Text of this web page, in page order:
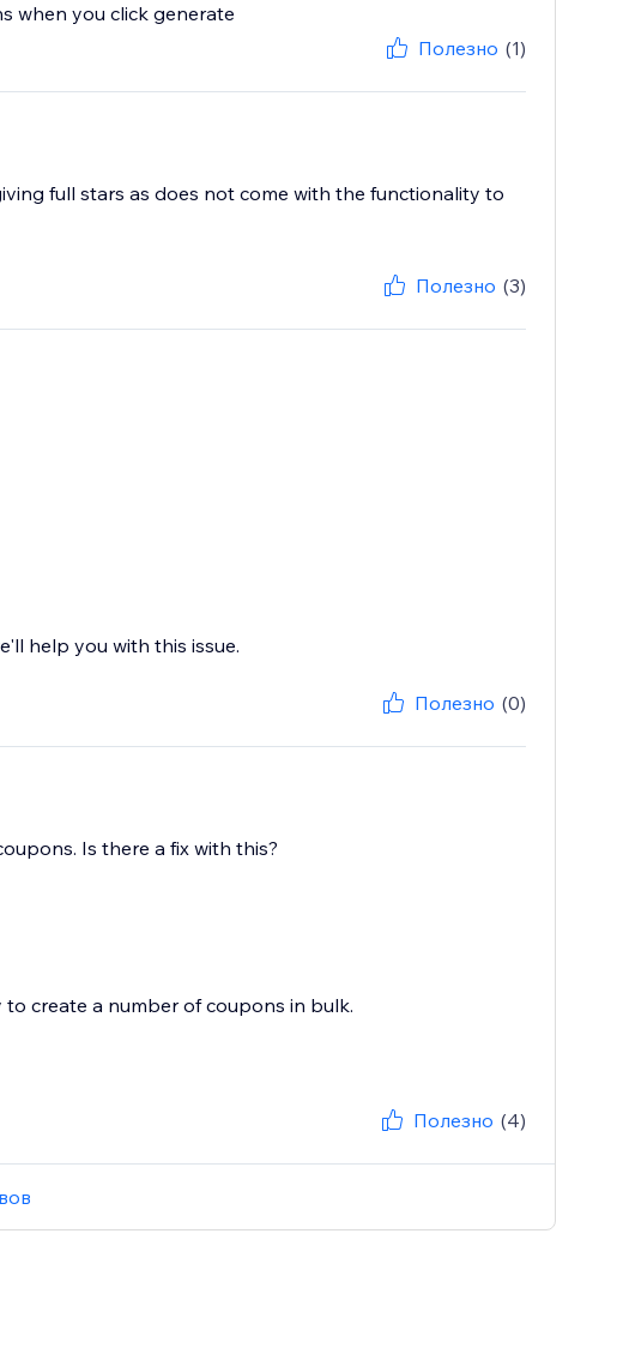
when you click generate
Полезно (1)
full stars as does not come with the functionality to
Полезно (3)
help you with this issue.
Полезно (0)
Is there a fix with this?
create a number of coupons in bulk.
Полезно (4)